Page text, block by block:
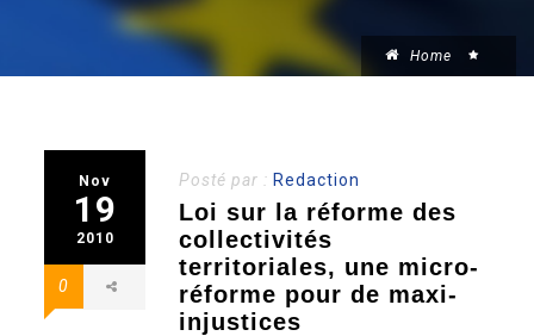
Home
Nov
19
2010
0
Posté par : Redaction
Loi sur la réforme des
collectivités
territoriales, une micro-
réforme pour de maxi-
injustices